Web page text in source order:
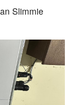
Slimmie